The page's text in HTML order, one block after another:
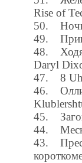
Rise of
50. Ночь
49.
48.
Daryl
47. 8 Uhr
46. Олли
45.
44.
43.